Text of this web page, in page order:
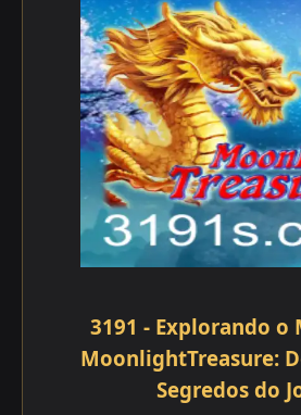
3191 - Explorando o
MoonlightTreasure:
Segredos do